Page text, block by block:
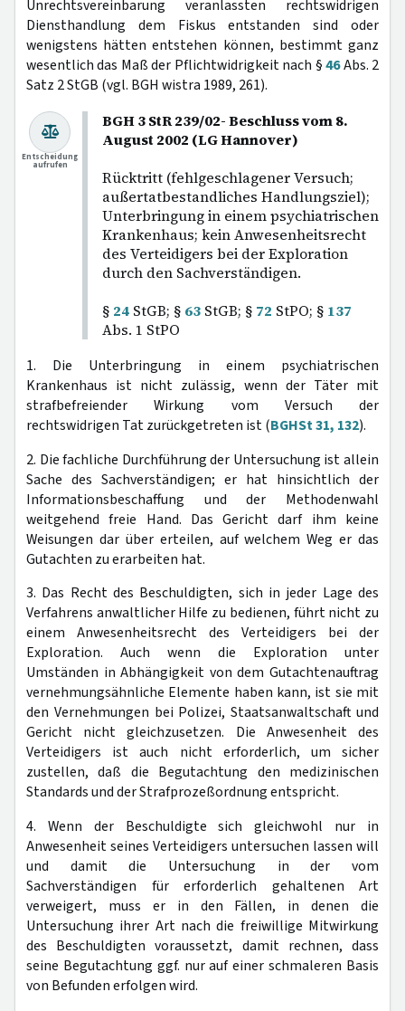
Unrechtsvereinbarung veranlassten rechtswidrigen
Diensthandlung dem Fiskus entstanden sind oder
wenigstens hätten entstehen können, bestimmt ganz
wesentlich das Maß der Pflichtwidrigkeit nach §46Abs. 2
Satz 2 StGB (vgl. BGH wistra 1989, 261).
BGH 3 StR 239/02- Beschluss vom 8.
August 2002 (LG Hannover)
Rücktritt (fehlgeschlagener Versuch;
außertatbestandliches Handlungsziel);
Unterbringung in einem psychiatrischen
Krankenhaus; kein Anwesenheitsrecht
des Verteidigers bei der Exploration
durch den Sachverständigen.
§ 24 StGB; § 63 StGB; § 72 StPO; § 137
Abs. 1 StPO
Entscheidung
aufrufen
1. Die Unterbringung in einem psychiatrischen
Krankenhaus ist nicht zulässig, wenn der Täter mit
strafbefreiender Wirkung vom Versuch der
rechtswidrigen Tat zurückgetreten ist (BGHSt 31, 132).
2. Die fachliche Durchführung der Untersuchung ist allein
Sache des Sachverständigen; er hat hinsichtlich der
Informationsbeschaffung und der Methodenwahl
weitgehend freie Hand. Das Gericht darf ihm keine
Weisungen dar über erteilen, auf welchem Weg er das
Gutachten zu erarbeiten hat.
3. Das Recht des Beschuldigten, sich in jeder Lage des
Verfahrens anwaltlicher Hilfe zu bedienen, führt nicht zu
einem Anwesenheitsrecht des Verteidigers bei der
Exploration. Auch wenn die Exploration unter
Umständen in Abhängigkeit von dem Gutachtenauftrag
vernehmungsähnliche Elemente haben kann, ist sie mit
den Vernehmungen bei Polizei, Staatsanwaltschaft und
Gericht nicht gleichzusetzen. Die Anwesenheit des
Verteidigers ist auch nicht erforderlich, um sicher
zustellen, daß die Begutachtung den medizinischen
Standards und der Strafprozeßordnung entspricht.
4. Wenn der Beschuldigte sich gleichwohl nur in
Anwesenheit seines Verteidigers untersuchen lassen will
und damit die Untersuchung in der vom
Sachverständigen für erforderlich gehaltenen Art
verweigert, muss er in den Fällen, in denen die
Untersuchung ihrer Art nach die freiwillige Mitwirkung
des Beschuldigten voraussetzt, damit rechnen, dass
seine Begutachtung ggf. nur auf einer schmaleren Basis
von Befunden erfolgen wird.